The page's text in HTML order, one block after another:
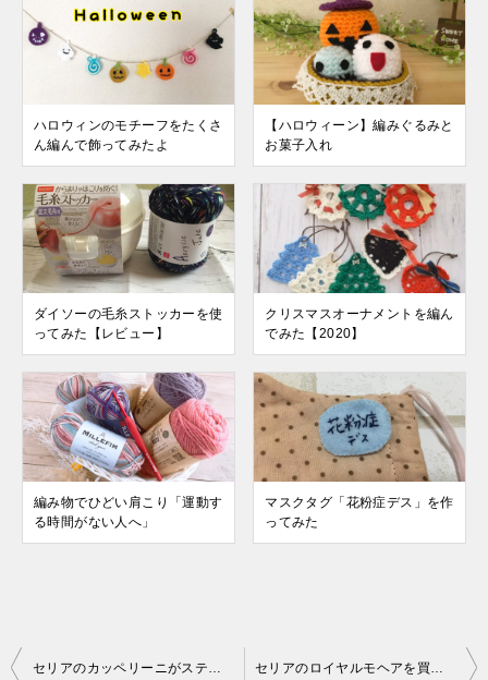
ハロウィンのモチーフをたくさ
ん編んで飾ってみたよ
【ハロウィーン】編みぐるみと
お菓子入れ
ダイソーの毛糸ストッカーを使
ってみた【レビュー】
クリスマスオーナメントを編ん
でみた【2020】
編み物でひどい肩こり「運動す
る時間がない人へ」
マスクタグ「花粉症デス」を作
ってみた
投
セリアのカッペリーニがステキすぎ セリアのロイヤルモヘアを買いそろえた